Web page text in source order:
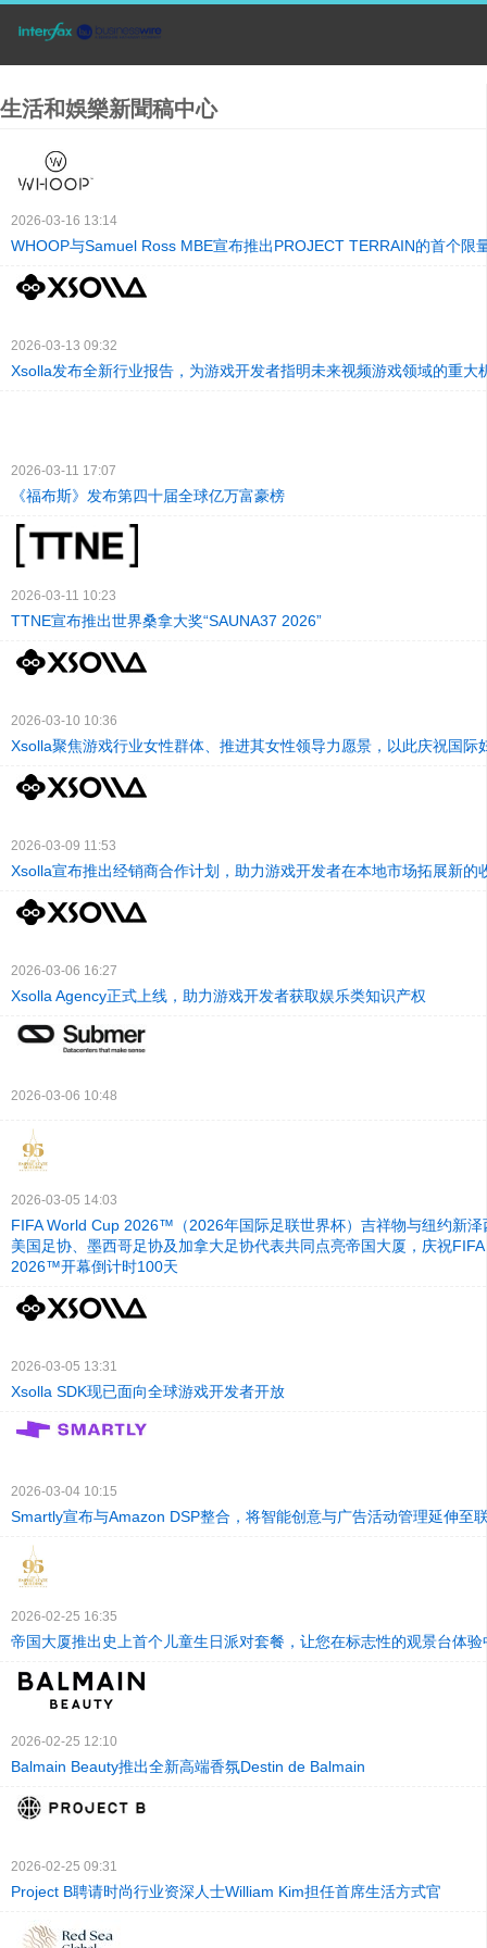
生活和娛樂新聞稿中心
2026-03-16 13:14
WHOOP与Samuel Ross MBE宣布推出PROJECT TERRAIN的首个限
2026-03-13 09:32
Xsolla发布全新行业报告，为游戏开发者指明未来视频游戏领域的重大
2026-03-11 17:07
《福布斯》发布第四十届全球亿万富豪榜
2026-03-11 10:23
TTNE宣布推出世界桑拿大奖“SAUNA37 2026”
2026-03-10 10:36
Xsolla聚焦游戏行业女性群体、推进其女性领导力愿景，以此庆祝国际
2026-03-09 11:53
Xsolla宣布推出经销商合作计划，助力游戏开发者在本地市场拓展新的
2026-03-06 16:27
Xsolla Agency正式上线，助力游戏开发者获取娱乐类知识产权
2026-03-06 10:48
2026-03-05 14:03
FIFA World Cup 2026™（2026年国际足联世界杯）吉祥物与纽约新泽
美国足协、墨西哥足协及加拿大足协代表共同点亮帝国大厦，庆祝
2026™开幕倒计时100天
2026-03-05 13:31
Xsolla SDK现已面向全球游戏开发者开放
2026-03-04 10:15
Smartly宣布与Amazon DSP整合，将智能创意与广告活动管理延伸至
2026-02-25 16:35
帝国大厦推出史上首个儿童生日派对套餐，让您在标志性的观景台体验
2026-02-25 12:10
Balmain Beauty推出全新高端香氛Destin de Balmain
2026-02-25 09:31
Project B聘请时尚行业资深人士William Kim担任首席生活方式官